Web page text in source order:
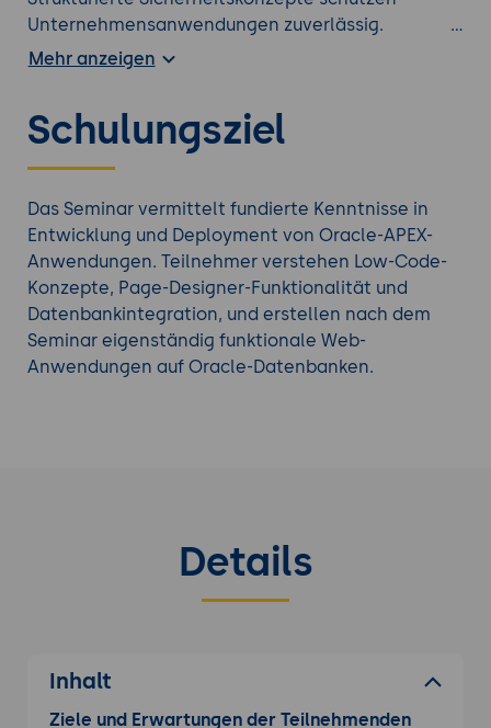
Unternehmensanwendungen zuverlässig.
Teilnehmer erlernen außerdem Best Practices für
schnelle Prototypen, Fachanwendungen und
unternehmenskritische Datenbankanwendungen
Suchen Sie nach einer besser passendenOracle
Schulung?
Mehr anzeigen
Schulungsziel
Das Seminar vermittelt fundierte Kenntnisse in
Entwicklung und Deployment von Oracle-APEX-
Anwendungen. Teilnehmer verstehen Low-Code-
Konzepte, Page-Designer-Funktionalität und
Datenbankintegration, und erstellen nach dem
Seminar eigenständig funktionale Web-
Anwendungen auf Oracle-Datenbanken.
Details
Inhalt
Ziele und Erwartungen der Teilnehmenden